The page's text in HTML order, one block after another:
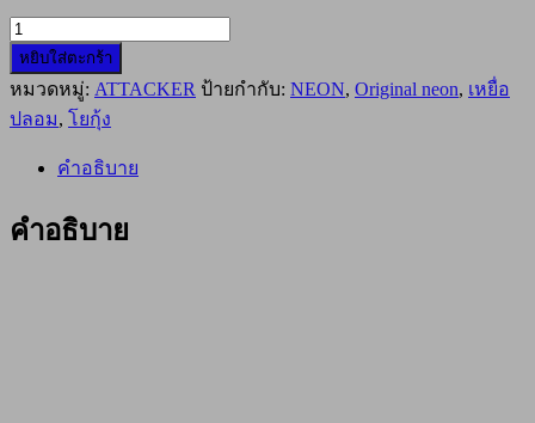
จำนวน
โย
กุ้ง
ATTACKER
ORIGINAL
SQUID
3.0
#NEW-
หยิบใส่ตะกร้า
หมวดหมู่: ATTACKER ป้ายกำกับ: NEON, Original neon, เหยื่อ
ปลอม, โยกุ้ง
คำอธิบาย
คำอธิบาย